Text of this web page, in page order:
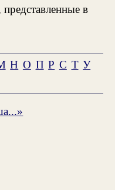
в
Н О П Р С Т У